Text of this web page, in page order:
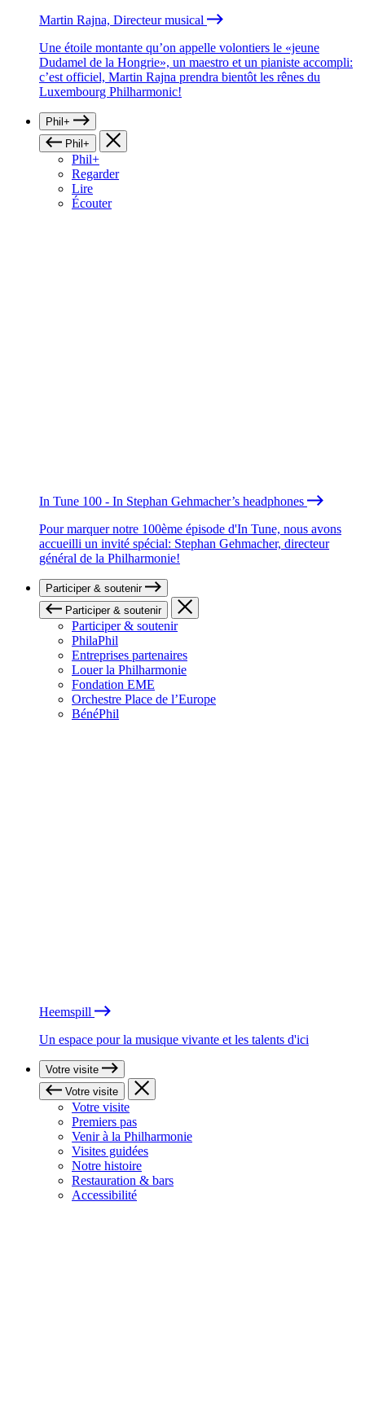
Martin Rajna, Directeur musical
Une étoile montante qu’on appelle volontiers le «jeune
Dudamel de la Hongrie», un maestro et un pianiste accompli:
c’est officiel, Martin Rajna prendra bientôt les rênes du
Luxembourg Philharmonic!
Phil+
Phil+
Phil+
Regarder
Lire
Écouter
In Tune 100 - In Stephan Gehmacher’s headphones
Pour marquer notre 100ème épisode d'In Tune, nous avons
accueilli un invité spécial: Stephan Gehmacher, directeur
général de la Philharmonie!
Participer & soutenir
Participer & soutenir
Participer & soutenir
PhilaPhil
Entreprises partenaires
Louer la Philharmonie
Fondation EME
Orchestre Place de l’Europe
BénéPhil
Heemspill
Un espace pour la musique vivante et les talents d'ici
Votre visite
Votre visite
Votre visite
Premiers pas
Venir à la Philharmonie
Visites guidées
Notre histoire
Restauration & bars
Accessibilité